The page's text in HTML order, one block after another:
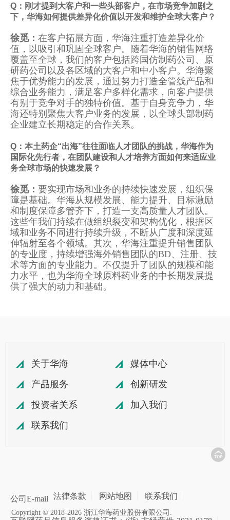
Q：刚才提到大客户和一些头部客户，在市场竞争加剧之
下，华海如何提供差异化价值以开发和维护全球大客户？
徐觅： 在客户拓展方面，华海注重打造差异化价
值，以吸引和巩固全球客户。随着华海的销售网络
覆盖至全球，我们的客户包括跨国仿制药公司、原
研药公司以及各区域的大客户和中小客户。华海聚
焦于优势能力的发展，通过努力打造全管线产品和
综合业务能力，满足客户多样化需求，向客户提供
有别于竞争对手的独特价值。基于自身竞争力，华
海还特别聚焦大客户业务的发展，以全球头部制药
企业建立长期稳定的合作关系。
Q：本土药企“出海”往往面临人才团队的挑战，华海作为
国际化先行者，在团队建设和人才培养方面如何来适应业
务全球市场的快速发展？
徐觅： 要实现市场和业务的持续快速发展，组织保
障是基础。华海从规模发展、能力提升、目标激励
和制度保障多管齐下，打造一支高质量人才团队。
这些年我们持续在做组织裂变和架构优化，根据区
域和业务不同进行持续升级，不断从广度和深度延
伸辐射至各个领域。其次，华海注重提升销售团队
的专业度，持续增强海外销售团队的BD、注册、技
术等方面的专业能力。不仅提升了团队的规模和能
力水平，也为华海全球原料药业务的中长期发展提
供了强大的动力和基础。
关于华海
媒体中心
产品服务
创新研发
投资者关系
加入我们
联系我们
法律条款 网站地图 联系我们
公司E-mail
Copyright © 2018-2026 浙江华海药业股份有限公司.